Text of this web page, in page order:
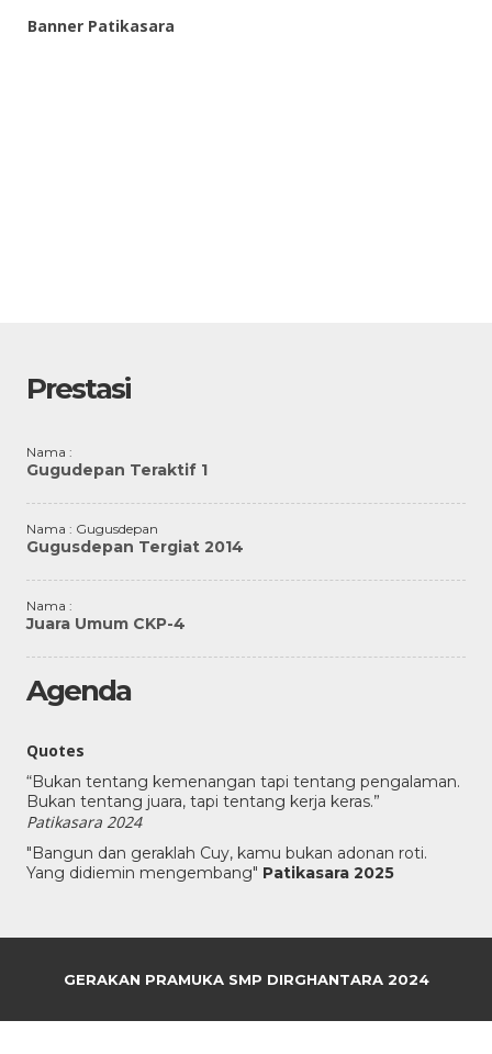
Banner Patikasara
Prestasi
Nama :
Gugudepan Teraktif 1
Nama : Gugusdepan
Gugusdepan Tergiat 2014
Nama :
Juara Umum CKP-4
Agenda
Quotes
“Bukan tentang kemenangan tapi tentang pengalaman.
Bukan tentang juara, tapi tentang kerja keras.”
Patikasara 2024
"Bangun dan geraklah Cuy, kamu bukan adonan roti.
Yang didiemin mengembang" Patikasara 2025
GERAKAN PRAMUKA SMP DIRGHANTARA 2024